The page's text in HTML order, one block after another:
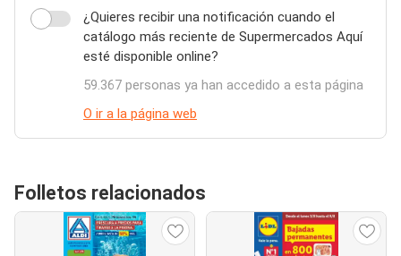
¿Quieres recibir una notificación cuando el
catálogo más reciente de Supermercados Aquí
esté disponible online?
59.367 personas ya han accedido a esta página
O ir a la página web
Folletos relacionados